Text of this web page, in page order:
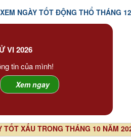
XEM NGÀY TỐT ĐỘNG THỔ THÁNG
VI 2026
tin của mình!
TỐT XẤU TRONG THÁNG 10 NĂM